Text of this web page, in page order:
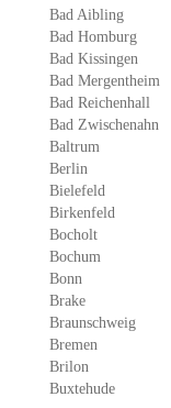
Bad Aibling
Bad Homburg
Bad Kissingen
Bad Mergentheim
Bad Reichenhall
Bad Zwischenahn
Baltrum
Berlin
Bielefeld
Birkenfeld
Bocholt
Bochum
Bonn
Brake
Braunschweig
Bremen
Brilon
Buxtehude